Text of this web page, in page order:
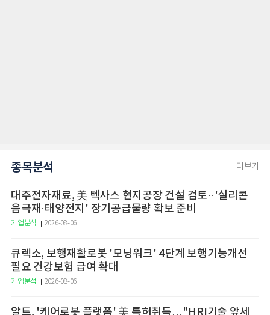
종목분석 더보기
대주전자재료, 美 텍사스 현지공장 건설 검토··'실리콘
음극재·태양전지' 장기공급물량 확보 준비
기업분석 2026-08-06
큐렉소, 보행재활로봇 '모닝워크' 4단계 보행기능개선
필요 건강보험 급여 확대
기업분석 2026-08-06
알트, '케어로봇 플랫폼' 美 특허취득…"HRI기술 앞세